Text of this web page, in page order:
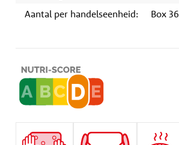
Aantal per handelseenheid:
Box 36